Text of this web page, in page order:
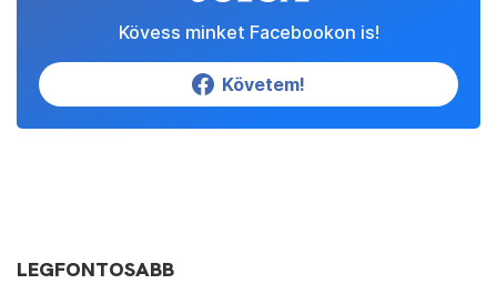
Kövess minket Facebookon is!
Követem!
LEGFONTOSABB